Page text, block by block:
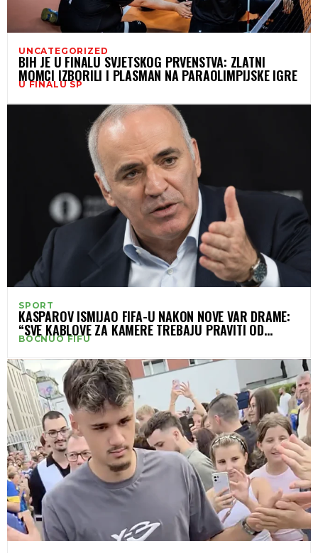
UNCATEGORIZED
BIH JE U FINALU SVJETSKOG PRVENSTVA: ZLATNI
MOMCI IZBORILI I PLASMAN NA PARAOLIMPIJSKE IGRE
U FINALU SP
SPORT
KASPAROV ISMIJAO FIFA-U NAKON NOVE VAR DRAME:
“SVE KABLOVE ZA KAMERE TREBAJU PRAVITI OD
HRVATSKE KOSE”
BOCNUO FIFU